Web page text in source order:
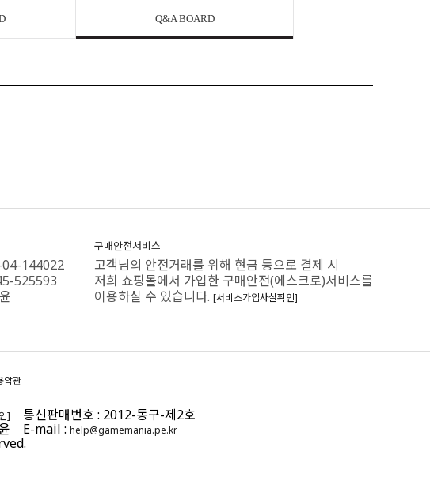
Q&A BOARD
144022
525593
구매안전서비스
고객님의 안전거래를 위해 현금 등으로 결제 시
저희 쇼핑몰에서 가입한 구매안전(에스크로)서비스를
이용하실 수 있습니다. [서비스가입사실확인]
약관
]
통신판매번호 : 2012-동구-제2호
윤 E-mail : help@gamemania.pe.kr